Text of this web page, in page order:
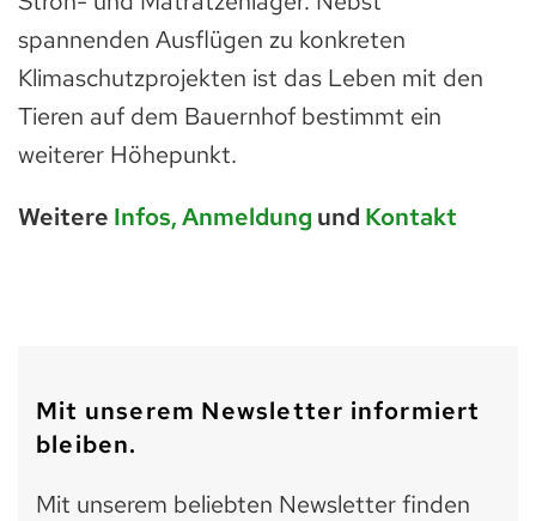
spannenden Ausflügen zu konkreten
Klimaschutzprojekten ist das Leben mit den
Tieren auf dem Bauernhof bestimmt ein
weiterer Höhepunkt.
Weitere Infos, Anmeldung und Kontakt
Mit unserem Newsletter informiert
bleiben.
Mit unserem beliebten Newsletter finden